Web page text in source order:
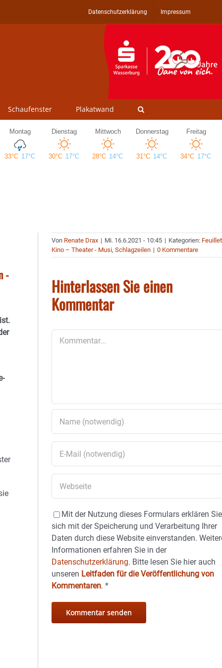
Datenschutzerklärung Impressum
Schaufenster Plakatwand
-
Von Renate Drax | Mi. 16.6.2021 - 10:45 | Kategorien:
Kino – Theater - Musi,Schlagzeilen | 0 Kommentare
Hinterlassen Sie einen
Kommentar
Mit der Nutzung dieses Formulars erklären Sie
sich mit der Speicherung und Verarbeitung Ihrer
Daten durch diese Website einverstanden.
Informationen erfahren Sie in der
Datenschutzerklärung. Bitte lesen Sie hier auch
unseren Leitfaden für die Veröffentlichung von
Kommentaren.*